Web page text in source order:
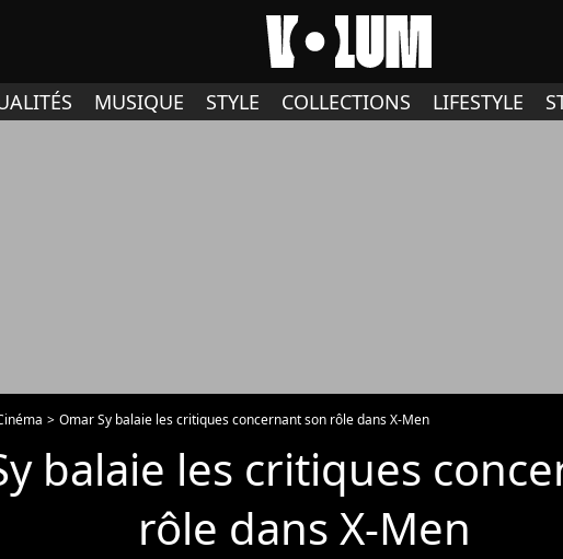
MUSIQUE STYLE COLLECTIONS LIFESTYLE
Omar Sy balaie les critiques concernant son rôle dans X-Men
balaie les critiques
rôle dans X-Men